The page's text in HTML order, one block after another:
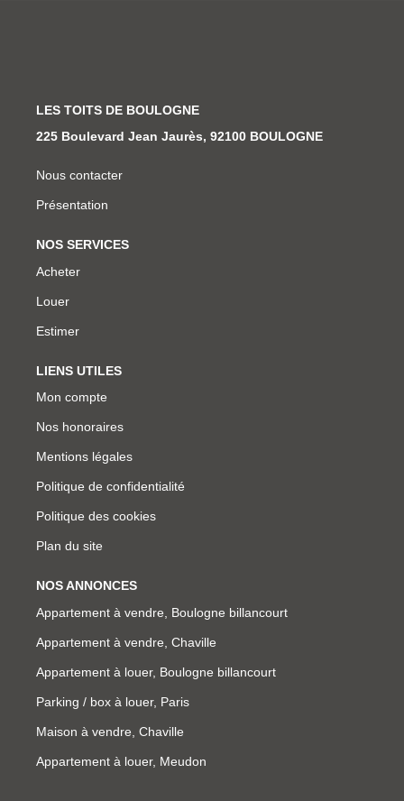
LES TOITS DE BOULOGNE
225 Boulevard Jean Jaurès, 92100 BOULOGNE
Nous contacter
Présentation
NOS SERVICES
Acheter
Louer
Estimer
LIENS UTILES
Mon compte
Nos honoraires
Mentions légales
Politique de confidentialité
Politique des cookies
Plan du site
NOS ANNONCES
Appartement à vendre, Boulogne billancourt
Appartement à vendre, Chaville
Appartement à louer, Boulogne billancourt
Parking / box à louer, Paris
Maison à vendre, Chaville
Appartement à louer, Meudon